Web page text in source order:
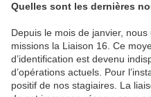
Quelles sont les dernières
Depuis le mois de janvier,
missions la Liaison 16. Ce
d’identification est devenu
d’opérations actuels. Pour
positif de nos stagiaires. La